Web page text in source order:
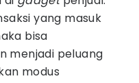
yang masuk
bisa
menjadi peluang
modus